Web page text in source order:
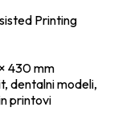
Printing
430 mm
dentalni modeli,
printovi